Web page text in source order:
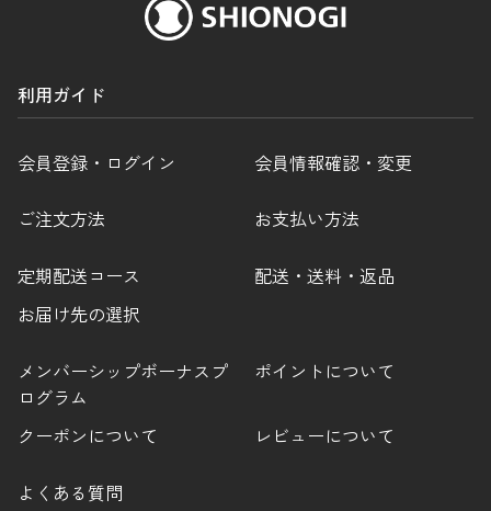
利用ガイド
会員登録・ログイン 会員情報確認・変更
ご注文方法 お支払い方法
定期配送コース
配送・送料・返品
お届け先の選択
メンバーシップボーナスプ
ログラム
ポイントについて
クーポンについて レビューについて
よくある質問